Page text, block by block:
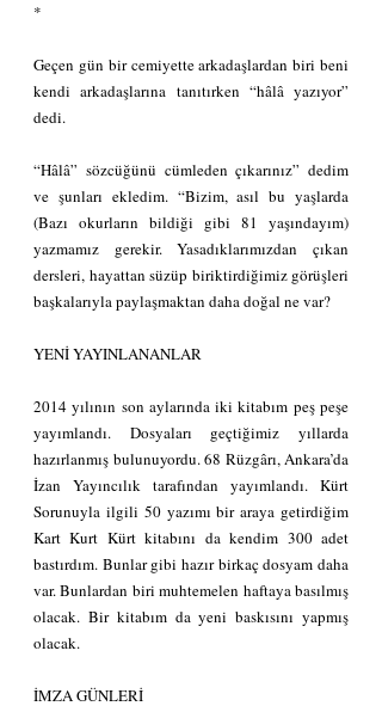
*
Geçen gün bir cemiyette arkadaşlardan biri beni
kendi arkadaşlarına tanıtırken “hâlâ yazıyor”
dedi.
“Hâlâ” sözcüğünü cümleden çıkarınız” dedim
ve şunları ekledim. “Bizim, asıl bu yaşlarda
(Bazı okurların bildiği gibi 81 yaşındayım)
yazmamız gerekir. Yasadıklarımızdan çıkan
dersleri, hayattan süzüp biriktirdiğimiz görüşleri
başkalarıyla paylaşmaktan daha doğal ne var?
YENİ YAYINLANANLAR
2014 yılının son aylarında iki kitabım peş peşe
yayımlandı. Dosyaları geçtiğimiz yıllarda
hazırlanmış bulunuyordu. 68 Rüzgârı, Ankara’da
İzan Yayıncılık tarafından yayımlandı. Kürt
Sorunuyla ilgili 50 yazımı bir araya getirdiğim
Kart Kurt Kürt kitabını da kendim 300 adet
bastırdım. Bunlar gibi hazır birkaç dosyam daha
var. Bunlardan biri muhtemelen haftaya basılmış
olacak. Bir kitabım da yeni baskısını yapmış
olacak.
İMZA GÜNLERİ